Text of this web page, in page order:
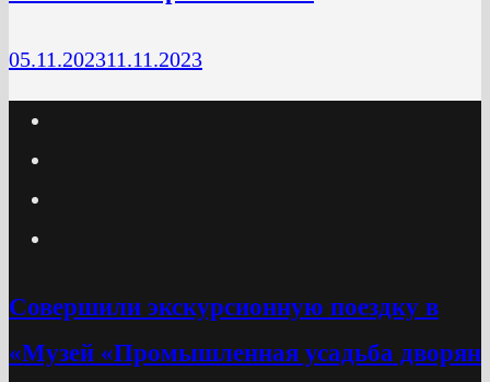
05.11.202311.11.2023
Cовершили экскурсионную поездку в
«Музей «Промышленная усадьба дворян